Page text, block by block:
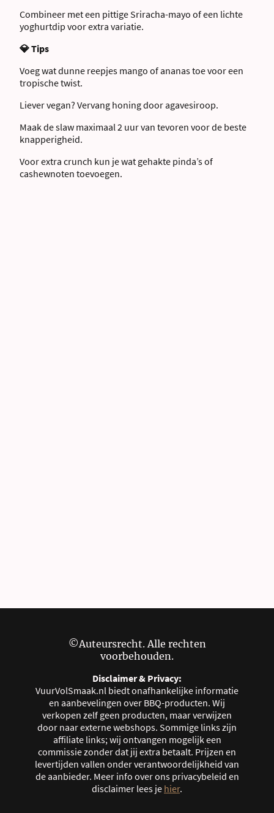
Combineer met een pittige Sriracha-mayo of een lichte
yoghurtdip voor extra variatie.
💎 Tips
Voeg wat dunne reepjes mango of ananas toe voor een
tropische twist.
Liever vegan? Vervang honing door agavesiroop.
Maak de slaw maximaal 2 uur van tevoren voor de beste
knapperigheid.
Voor extra crunch kun je wat gehakte pinda’s of
cashewnoten toevoegen.
©Auteursrecht. Alle rechten
voorbehouden.
Disclaimer & Privacy:
VuurVolSmaak.nl biedt onafhankelijke informatie
en aanbevelingen over BBQ-producten. Wij
verkopen zelf geen producten, maar verwijzen
door naar externe webshops. Sommige links zijn
affiliate links; wij ontvangen mogelijk een
commissie zonder dat jij extra betaalt. Prijzen en
levertijden vallen onder verantwoordelijkheid van
de aanbieder. Meer info over ons privacybeleid en
disclaimer lees je hier.